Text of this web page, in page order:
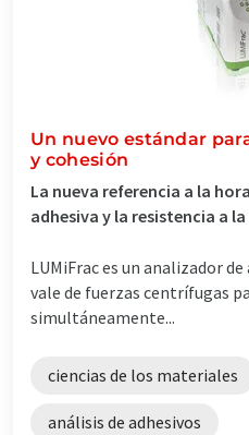
Un nuevo estándar
y cohesión
La nueva referencia a la
adhesiva y la resistencia a
LUMiFrac es un analizador
vale de fuerzas centrífugas
simultáneamente...
ciencias de los materiales
análisis de adhesivos